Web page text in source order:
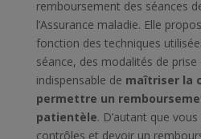
remboursement des séances
l’Assurance maladie. Elle
fonction des techniques
séance, des modalités de
indispensable de maîtriser la
permettre un
patientèle. D’autant que
contrôles et devoir un